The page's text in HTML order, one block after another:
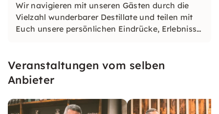
Wir navigieren mit unseren Gästen durch die
Vielzahl wunderbarer Destillate und teilen mit
Euch unsere persönlichen Eindrücke, Erlebnisse
Veranstaltungen vom selben
Anbieter